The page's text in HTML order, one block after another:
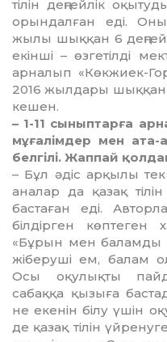
тілін дең­гейлік
орындалған еді.
жылы шыққан 6
екінші – өзгетілді
арналып «Көк­жиек-
2016 жылдары шыққан 4
кешен.
– 1-11 сыныптарға
мұғалімдер мен
белгі­лі. Жаппай
– Бұл әдіс арқылы
аналар да қазақ
бастаған еді.
білдірген көптеген
«Бұрын мен баламды
жіберу­ші ем, балам
Осы оқулықты
сабаққа қызыға
не екенін білу үшін
де қазақ тілін